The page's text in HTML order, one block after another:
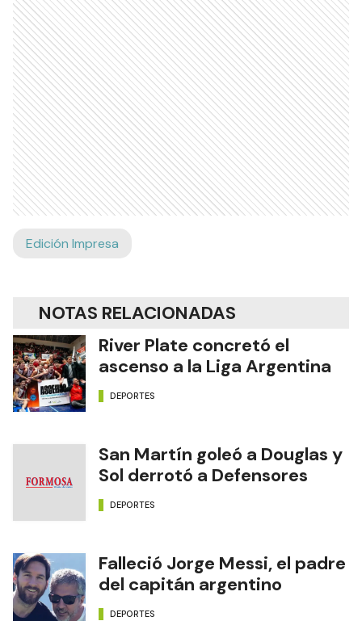
Edición Impresa
NOTAS RELACIONADAS
River Plate concretó el
ascenso a la Liga Argentina
DEPORTES
San Martín goleó a Douglas y
Sol derrotó a Defensores
DEPORTES
Falleció Jorge Messi, el padre
del capitán argentino
DEPORTES